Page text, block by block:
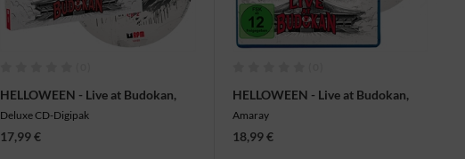
HELLOWEEN - Live at Budokan,
2CD
Deluxe CD-Digipak
17,99 €
HELLOWEEN - Live at Budokan,
Blu-ray
Amaray
18,99 €